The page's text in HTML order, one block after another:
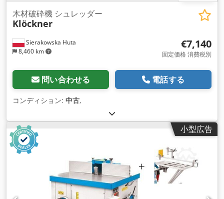
Sierakowska Huta
8,460 km
木材破砕機 シュレッダー
Klöckner
€7,140
固定価格 消費税別
問い合わせる 電話する
コンディション: 中古,
小型広告